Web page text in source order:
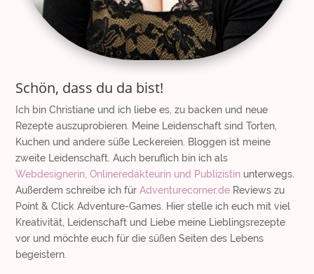
Schön, dass du da bist!
Ich bin Christiane und ich liebe es, zu backen und neue
Rezepte auszuprobieren. Meine Leidenschaft sind Torten,
Kuchen und andere süße Leckereien. Bloggen ist meine
zweite Leidenschaft. Auch beruflich bin ich als
Webdesignerin, Onlineredakteurin und Publizistin unterwegs.
Außerdem schreibe ich fürAdventurecorner.de Reviews zu
Point & Click Adventure-Games. Hier stelle ich euch mit viel
Kreativität, Leidenschaft und Liebe meine Lieblingsrezepte
vor und möchte euch für die süßen Seiten des Lebens
begeistern.